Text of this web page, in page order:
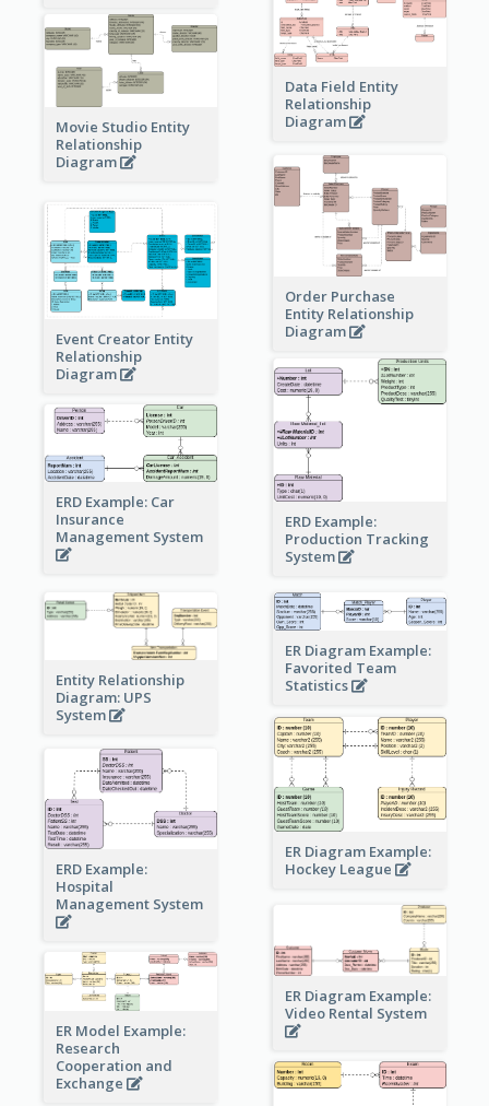
Data Field Entity
Relationship
Diagram
Movie Studio Entity
Relationship
Diagram
Order Purchase
Entity Relationship
Diagram
Event Creator Entity
Relationship
Diagram
ERD Example:
Production Tracking
System
ERD Example: Car
Insurance
Management System
Entity Relationship
Diagram: UPS
System
ER Diagram Example:
Favorited Team
Statistics
ER Diagram Example:
Hockey League
ERD Example:
Hospital
Management System
ER Diagram Example:
Video Rental System
ER Model Example:
Research
Cooperation and
Exchange